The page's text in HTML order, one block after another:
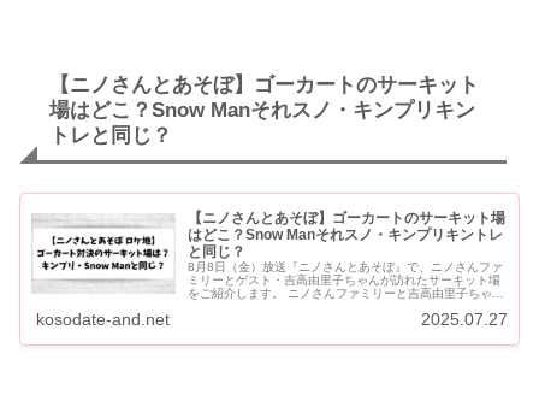
【ニノさんとあそぼ】ゴーカートのサーキット
場はどこ？Snow Manそれスノ・キンプリキン
トレと同じ？
【ニノさんとあそぼ】ゴーカートのサーキット場
はどこ？Snow Manそれスノ・キンプリキントレ
と同じ？
8月8日（金）放送『ニノさんとあそぼ』で、ニノさんファ
ミリーとゲスト・吉高由里子ちゃんが訪れたサーキット場
をご紹介します。 ニノさんファミリーと吉高由里子ちゃん
kosodate-and.net 2025.07.27